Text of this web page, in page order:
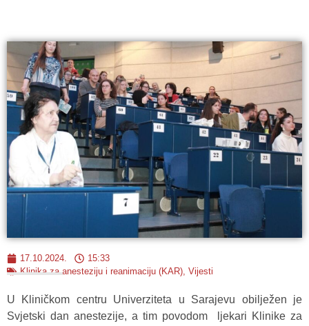
17.10.2024.
15:33
Klinika za anesteziju i reanimaciju (KAR), Vijesti
U Kliničkom centru Univerziteta u Sarajevu obilježen je
Svjetski dan anestezije, a tim povodom ljekari Klinike za